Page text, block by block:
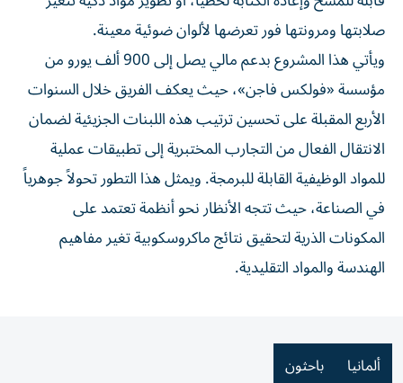
صلابتها ومرونتها فور تعرضها لألوان ضوئية معينة.
ويأتي هذا المشروع بدعم مالي يصل إلى 900 ألف يورو من
مؤسسة «فولكس فاجن»، حيث يعكف الفريق خلال السنوات
الأربع المقبلة على تحسين ترتيب هذه اللبنات الجزيئية لضمان
الانتقال الفعال من التجارب المختبرية إلى تطبيقات عملية
للمواد الوظيفية القابلة للبرمجة. ويمثل هذا التطور تحولاً جوهرياً
في الصناعة، حيث تتجه الأنظار نحو أنظمة تعتمد على
المكونات الذرية لتحقيق نتائج ماكروسكوبية تغير مفاهيم
الهندسة والمواد التقليدية.
ألمانيا باحثون